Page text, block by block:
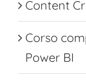
Content
Corso
Power BI